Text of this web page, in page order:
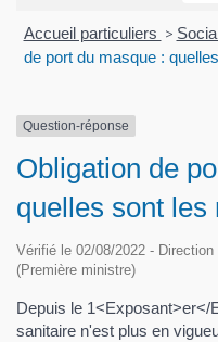
Accueil particuliers >
de port du masque :
Question-réponse
Obligation de
quelles sont les
Vérifié le 02/08/2022 -
(Première ministre)
Depuis le 1<Exposant>er</
sanitaire n'est plus en